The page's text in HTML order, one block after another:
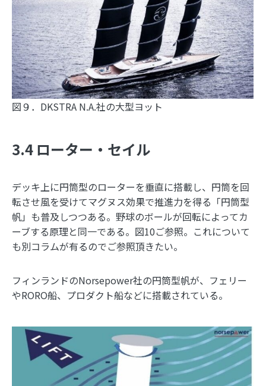
図９．DKSTRA N.A.社の大型ヨット
3.4 ローター・セイル
デッキ上に円筒型のローターを垂直に搭載し、円筒を回
転させ風を受けてマグヌス効果で推進力を得る「円筒型
帆」も普及しつつある。野球のボールが回転によってカ
ーブする原理と同一である。図10ご参照。これについて
も別コラムが有るのでご参照頂きたい。
フィンランドのNorsepower社の円筒型帆が、フェリー
やRORO船、プロダクト船などに搭載されている。